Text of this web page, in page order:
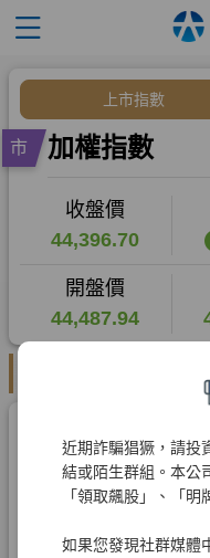
近期詐騙猖獗，請投
結或陌生群組。本公
「領取飆股」、「明
如果您發現社群媒體